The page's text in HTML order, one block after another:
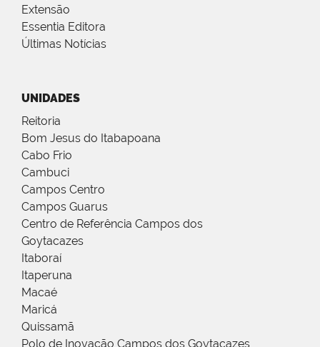
Extensão
Essentia Editora
Últimas Notícias
UNIDADES
Reitoria
Bom Jesus do Itabapoana
Cabo Frio
Cambuci
Campos Centro
Campos Guarus
Centro de Referência Campos dos
Goytacazes
Itaboraí
Itaperuna
Macaé
Maricá
Quissamã
Polo de Inovação Campos dos Goytacazes